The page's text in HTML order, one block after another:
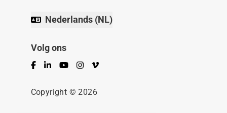
Nederlands (NL)
Volg ons
Facebook
LinkedInYouTubeInstagram
Vimeo
Copyright © 2026